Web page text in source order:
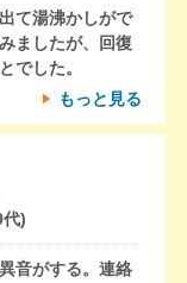
て湯沸かしがで
ましたが、回復
でした。
もっと見る
)
音がする。連絡